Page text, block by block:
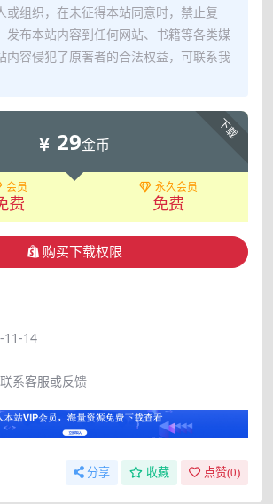
或组织，在未征得本站同意时，禁止复
发布本站内容到任何网站、书籍等各类媒
内容侵犯了原著者的合法权益，可联系我
下载
29金币
会员
费
永久会员
免费
购买下载权限
11-14
系客服或反馈
分享 收藏 点赞(0)